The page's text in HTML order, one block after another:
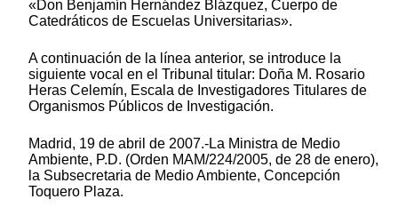
«Don Benjamín Hernández Blázquez, Cuerpo de
Catedráticos de Escuelas Universitarias».
A continuación de la línea anterior, se introduce la
siguiente vocal en el Tribunal titular: Doña M. Rosario
Heras Celemín, Escala de Investigadores Titulares de
Organismos Públicos de Investigación.
Madrid, 19 de abril de 2007.-La Ministra de Medio
Ambiente, P.D. (Orden MAM/224/2005, de 28 de enero),
la Subsecretaria de Medio Ambiente, Concepción
Toquero Plaza.